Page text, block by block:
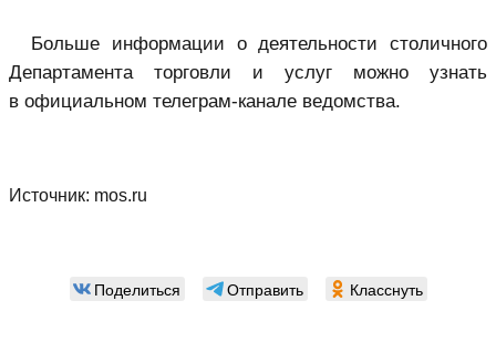
Больше информации о деятельности столичного
Департамента торговли и услуг можно узнать
в официальном телеграм-канале ведомства.
Источник: mos.ru
Поделиться Отправить Класснуть